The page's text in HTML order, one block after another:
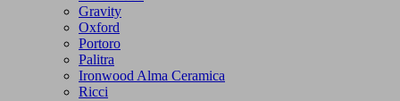
Gravity
Oxford
Portoro
Palitra
Ironwood Alma Ceramica
Ricci